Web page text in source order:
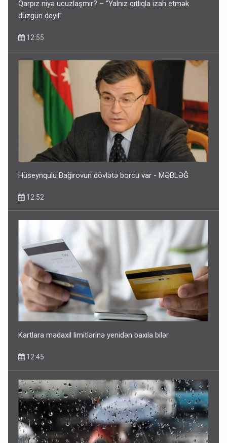
Qarpız niyə ucuzlaşmır? – “Yalnız qıtlıqla izah etmək
düzgün deyil”
12:55
Hüseynqulu Bağırovun dövlətə borcu var - MƏBLƏĞ
12:52
Kartlara mədaxil limitlərinə yenidən baxıla bilər
12:45